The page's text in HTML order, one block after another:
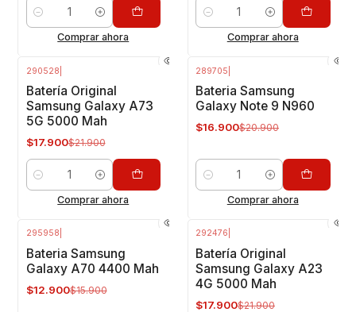
Cantidad
Comprar ahora
Cantidad
Comprar ahora
290528
Batería Original
Samsung Galaxy A73
5G 5000 Mah
$17.900$21.900
Cantidad
Comprar ahora
289705
Bateria Samsung
Galaxy Note 9 N960
$16.900$20.900
Cantidad
Comprar ahora
295958
Bateria Samsung
Galaxy A70 4400 Mah
$12.900$15.900
292476
Batería Original
Samsung Galaxy A23
4G 5000 Mah
$17.900$21.900